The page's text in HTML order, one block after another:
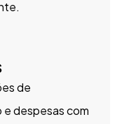
de
despesas com